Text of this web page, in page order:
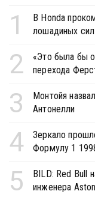
1
В Honda
лошадиных сил
2
«Это была бы
перехода
3
Монтойя
Антонелли
4
Зеркало
Формулу 1
5
BILD: Red Bull
инженера